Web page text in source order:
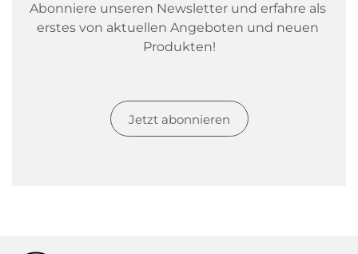
Abonniere unseren Newsletter und erfahre als
erstes von aktuellen Angeboten und neuen
Produkten!
Jetzt abonnieren